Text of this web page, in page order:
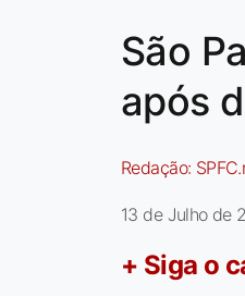
São
após
Redação:
13 de Julho de
+ Siga o